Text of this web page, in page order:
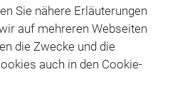
Sie nähere Erläuterungen
auf mehreren Webseiten
die Zwecke und die
auch in den Cookie-